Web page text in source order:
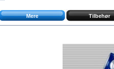
Mere Tilbehør